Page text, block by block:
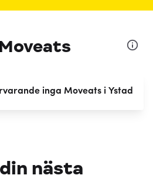
inga Moveats i Ystad
nästa